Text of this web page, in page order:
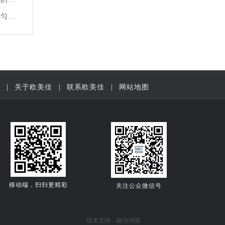
欧美佳螺旋式搅拌机如何提升工业烘焙生产中面团的均匀度与稳定性？
关于欧美佳 联系欧美佳 网站地图
移动端，扫扫更精彩 关注公众微信号
技术支持： 融创传媒